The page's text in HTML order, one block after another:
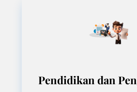
Pendidikan dan